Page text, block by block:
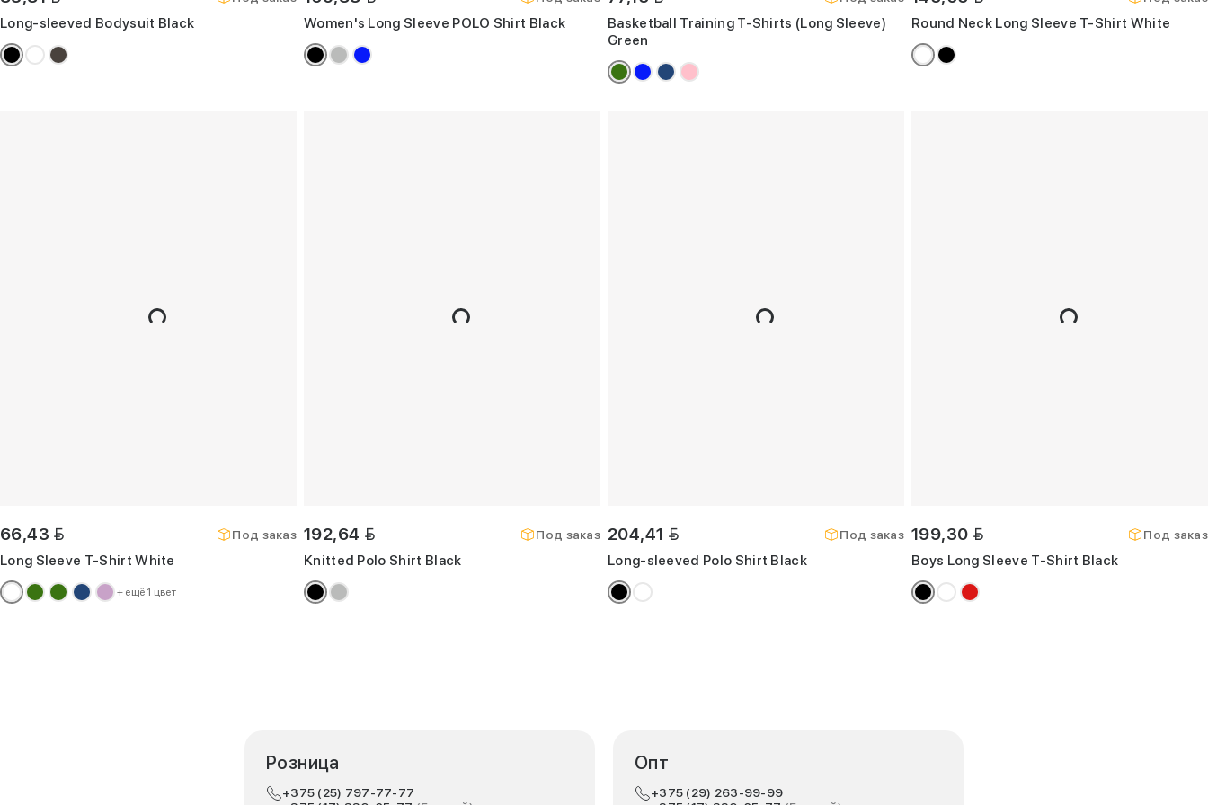
Long-sleeved Bodysuit Black Women's Long Sleeve POLO Shirt Black
Basketball Training T-Shirts (Long Sleeve)
Green
Round Neck Long Sleeve T-Shirt White
66,43 BYN Под заказ
Long Sleeve T-Shirt White
+ ещё 1 цвет
192,64 BYN Под заказ
Knitted Polo Shirt Black
204,41 BYN Под заказ
Long-sleeved Polo Shirt Black
199,30 BYN Под заказ
Boys Long Sleeve T-Shirt Black
Розница
+375 (25) 797-77-77
Опт
+375 (29) 263-99-99